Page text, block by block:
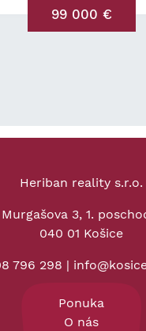
99 000 €
Heriban reality s.r.o.
Murgašova 3, 1.
040 01 Košice
796 298 |
Ponuka
O nás